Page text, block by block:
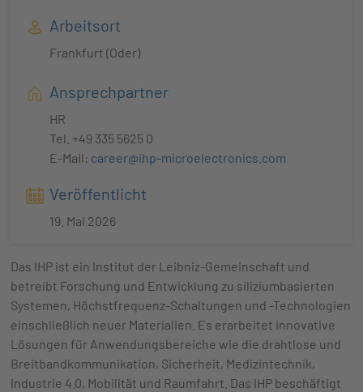
Arbeitsort
Frankfurt (Oder)
Ansprechpartner
HR
Tel. +49 335 5625 0
E-Mail: career@ihp-microelectronics.com
Veröffentlicht
19. Mai 2026
Das IHP ist ein Institut der Leibniz-Gemeinschaft und
betreibt Forschung und Entwicklung zu siliziumbasierten
Systemen, Höchstfrequenz-Schaltungen und -Technologien
einschließlich neuer Materialien. Es erarbeitet innovative
Lösungen für Anwendungsbereiche wie die drahtlose und
Breitbandkommunikation, Sicherheit, Medizintechnik,
Industrie 4.0, Mobilität und Raumfahrt. Das IHP beschäftigt